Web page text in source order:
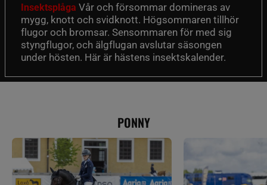
Insektsplåga Vår och försommar domineras av
mygg, knott och svidknott. Högsommaren tillhör
flugor och bromsar. Sensommaren för med sig
styngflugor, och älgflugan avslutar säsongen
under hösten. Här är hästens insektskalender.
PONNY